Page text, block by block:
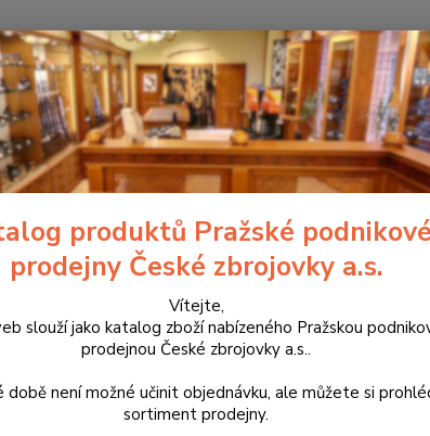
Hledat
doplňky a náhradní díly Pro pistole Náhradní díly
záchytu závěru pro
75
produktů Pražské podnikové
prodejny České zbrojovky a.s.
Vítejte,
slouží jako katalog zboží nabízeného Pražskou
prodejnou České zbrojovky a.s..
době není možné učinit objednávku, ale můžete si
sortiment prodejny.